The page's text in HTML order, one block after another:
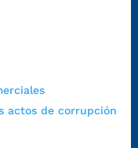
actos de corrupción
ciudadanos-